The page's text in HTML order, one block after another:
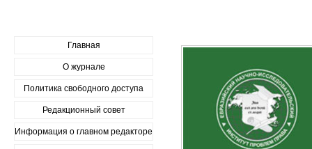
Главная
О журнале
Политика свободного доступа
Редакционный совет
Информация о главном редакторе